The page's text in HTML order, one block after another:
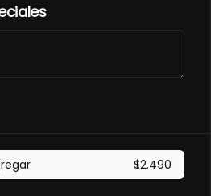
Frito en panco, cubierto con atun
fresco, salsa acevichada y toques
Envuelto en palta, cubierto con
salmon fresco, salsa acevichada y
toques de shichimi. Camaron furay,
$2.490